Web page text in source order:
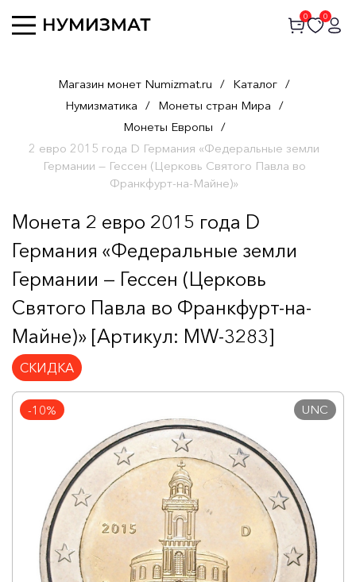
0 0
Магазин монет Numizmat.ru / Каталог /
Нумизматика / Монеты стран Мира /
Монеты Европы /
2 евро 2015 года D Германия «Федеральные земли
Германии — Гессен (Церковь Святого Павла во
Франкфурт-на-Майне)»
Монета 2 евро 2015 года D
Германия «Федеральные земли
Германии — Гессен (Церковь
Святого Павла во Франкфурт-на-
Майне)» [Артикул: MW-3283]
СКИДКА
-10% UNC